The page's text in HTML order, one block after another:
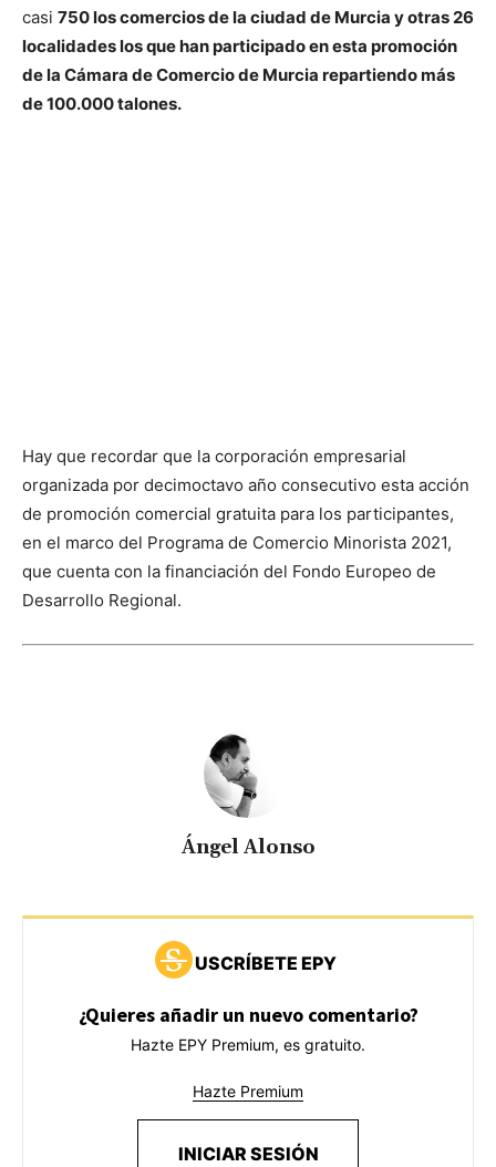
casi 750 los comercios de la ciudad de Murcia y otras 26
localidades los que han participado en esta promoción
de la Cámara de Comercio de Murcia repartiendo más
de 100.000 talones.
Hay que recordar que la corporación empresarial
organizada por decimoctavo año consecutivo esta acción
de promoción comercial gratuita para los participantes,
en el marco del Programa de Comercio Minorista 2021,
que cuenta con la financiación del Fondo Europeo de
Desarrollo Regional.
Ángel Alonso
USCRÍBETE EPY
¿Quieres añadir un nuevo comentario?
Hazte EPY Premium, es gratuito.
Hazte Premium
INICIAR SESIÓN